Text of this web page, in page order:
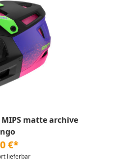
matte archive
€*
lieferbar